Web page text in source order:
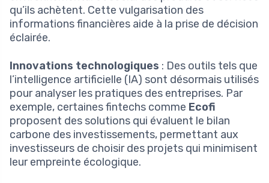
qu’ils achètent. Cette vulgarisation des
informations financières aide à la prise de décision
éclairée.
Innovations technologiques : Des outils tels que
l’intelligence artificielle (IA) sont désormais utilisés
pour analyser les pratiques des entreprises. Par
exemple, certaines fintechs comme Ecofi
proposent des solutions qui évaluent le bilan
carbone des investissements, permettant aux
investisseurs de choisir des projets qui minimisent
leur empreinte écologique.